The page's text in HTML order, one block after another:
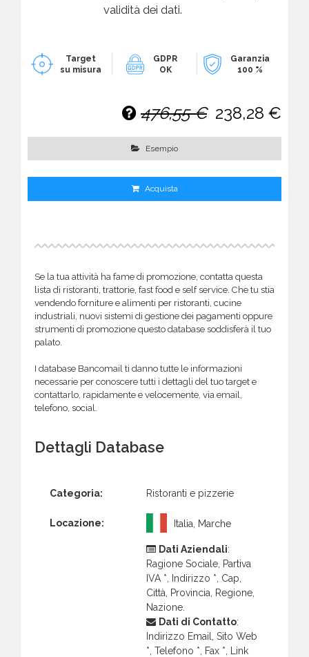
validità dei dati.
Target
su misura
GDPR
OK
Garanzia
100 %
476,55 € 238,28 €
Esempio
Acquista
Se la tua attività ha fame di promozione, contatta questa
lista di ristoranti, trattorie, fast food e self service. Che tu stia
vendendo forniture e alimenti per ristoranti, cucine
industriali, nuovi sistemi di gestione dei pagamenti oppure
strumenti di promozione questo database soddisferà il tuo
palato.
I database Bancomail ti danno tutte le informazioni
necessarie per conoscere tutti i dettagli del tuo target e
contattarlo, rapidamente e velocemente, via email,
telefono, social.
Dettagli Database
Categoria: Ristoranti e pizzerie
Locazione: Italia, Marche
Dati Aziendali:
Ragione Sociale, Partiva
IVA *, Indirizzo *, Cap,
Città, Provincia, Regione,
Nazione.
Dati di Contatto:
Indirizzo Email, Sito Web
*, Telefono *, Fax *, Link